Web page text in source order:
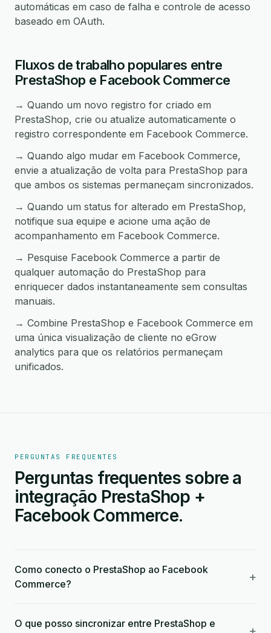
automáticas em caso de falha e controle de acesso
baseado em OAuth.
Fluxos de trabalho populares entre
PrestaShop e Facebook Commerce
→ Quando um novo registro for criado em
PrestaShop, crie ou atualize automaticamente o
registro correspondente em Facebook Commerce.
→ Quando algo mudar em Facebook Commerce,
envie a atualização de volta para PrestaShop para
que ambos os sistemas permaneçam sincronizados.
→ Quando um status for alterado em PrestaShop,
notifique sua equipe e acione uma ação de
acompanhamento em Facebook Commerce.
→ Pesquise Facebook Commerce a partir de
qualquer automação do PrestaShop para
enriquecer dados instantaneamente sem consultas
manuais.
→ Combine PrestaShop e Facebook Commerce em
uma única visualização de cliente no eGrow
analytics para que os relatórios permaneçam
unificados.
PERGUNTAS FREQUENTES
Perguntas frequentes sobre a
integração PrestaShop +
Facebook Commerce.
Como conecto o PrestaShop ao Facebook
Commerce?
+
O que posso sincronizar entre PrestaShop e